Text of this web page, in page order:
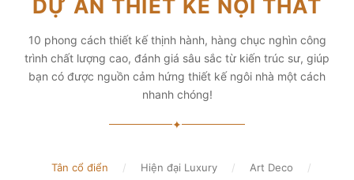
diện tích và thẩm mỹ
Xem chi tiết
DỰ ÁN THIẾT KẾ NỘI THẤT
10 phong cách thiết kế thịnh hành, hàng chục nghìn công
trình chất lượng cao, đánh giá sâu sắc từ kiến trúc sư, giúp
bạn có được nguồn cảm hứng thiết kế ngôi nhà một cách
nhanh chóng!
✦
Tân cổ điển / Hiện đại Luxury / Art Deco /